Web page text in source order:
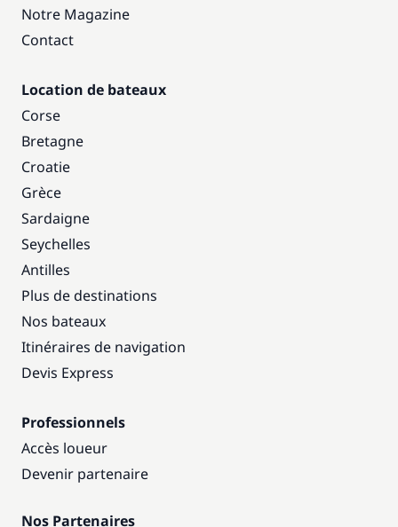
Notre Magazine
Contact
Location de bateaux
Corse
Bretagne
Croatie
Grèce
Sardaigne
Seychelles
Antilles
Plus de destinations
Nos bateaux
Itinéraires de navigation
Devis Express
Professionnels
Accès loueur
Devenir partenaire
Nos Partenaires